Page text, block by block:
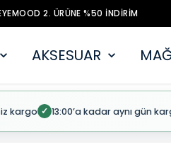
2. ÜRÜNE %50 İNDİRİM
AKSESUAR
kargo ✓ 13:00’a kadar aynı gün